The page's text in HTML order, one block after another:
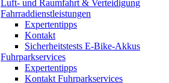
Luft- und Raumfahrt & Verteidigung
Fahrraddienstleistungen
Expertentipps
Kontakt
Sicherheitstests E-Bike-Akkus
Fuhrparkservices
Expertentipps
Kontakt Fuhrparkservices